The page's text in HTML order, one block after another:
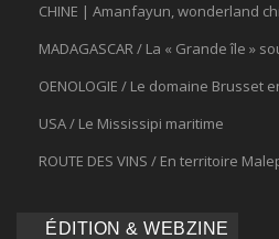
CHINE | Amanfayun, wonderland
MADAGASCAR / La « Grande île »
OENOLOGIE / Le domaine Brusset
USA / Le Mississipi maritime
ROUTE DES VINS / En territoire
ÉDITION & WEBZINE